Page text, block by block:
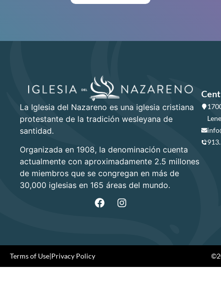
La Iglesia del Nazareno es una iglesia cristiana
protestante de la tradición wesleyana de
santidad.
Organizada en 1908, la denominación cuenta
actualmente con aproximadamente 2.5 millones
de miembros que se congregan en más de
30,000 iglesias en 165 áreas del mundo.
Terms of Use|Privacy Policy